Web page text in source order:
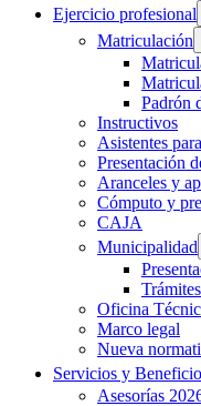
Ejercicio profesional
Matriculación
Padrón
Instructivos
Asistentes
Presentación
Aranceles y
Cómputo y
CAJA
Municipalidad
Oficina
Marco legal
Nueva
Servicios y
Asesorías